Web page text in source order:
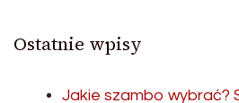
Ostatnie wpisy
Jakie szambo wybrać?